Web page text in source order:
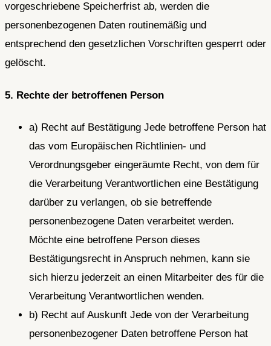
vorgeschriebene Speicherfrist ab, werden die
personenbezogenen Daten routinemäßig und
entsprechend den gesetzlichen Vorschriften gesperrt oder
gelöscht.
5. Rechte der betroffenen Person
a) Recht auf Bestätigung Jede betroffene Person hat
das vom Europäischen Richtlinien- und
Verordnungsgeber eingeräumte Recht, von dem für
die Verarbeitung Verantwortlichen eine Bestätigung
darüber zu verlangen, ob sie betreffende
personenbezogene Daten verarbeitet werden.
Möchte eine betroffene Person dieses
Bestätigungsrecht in Anspruch nehmen, kann sie
sich hierzu jederzeit an einen Mitarbeiter des für die
Verarbeitung Verantwortlichen wenden.
b) Recht auf Auskunft Jede von der Verarbeitung
personenbezogener Daten betroffene Person hat